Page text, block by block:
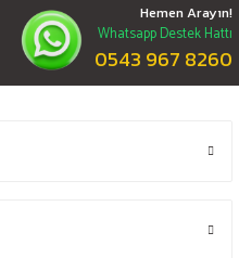
Hemen Arayın!
Whatsapp Destek Hattı
0543 967 8260